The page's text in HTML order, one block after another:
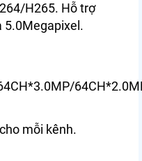
H265. Hỗ trợ
5.0Megapixel.
mỗi kênh.